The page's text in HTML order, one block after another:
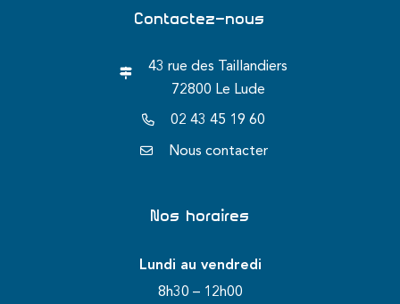
Contactez-nous
43 rue des Taillandiers
72800 Le Lude
02 43 45 19 60
Nous contacter
Nos horaires
Lundi au vendredi
8h30 – 12h00